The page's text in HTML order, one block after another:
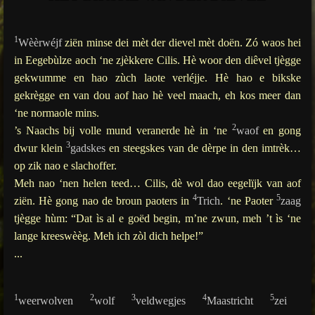
1Wèèrwéjfziën minse dei mèt der dievel mèt doën. Zó waos hei
in Eegebùlze aoch ‘ne zjèkkere Cilis. Hè woor den diêvel tjègge
gekwumme en hao zùch laote verléjje. Hè hao e bikske
gekrègge en van dou aof hao hè veel maach, eh kos meer dan
‘ne normaole mins.
’s Naachs bij volle mund veranerde hè in ‘ne 2waofen gong
dwur klein 3gadskes en steegskes van de dèrpe in den imtrèk…
op zik nao e slachoffer.
Meh nao ‘nen helen teed… Cilis, dè wol dao eegelïjk van aof
ziën. Hè gong nao de broun paoters in4Trich. ‘ne Paoter5zaag
tjègge hùm: “Dat ìs al e goëd begin, m’ne zwun, meh ’t ìs ‘ne
lange kreeswèèg. Meh ich zòl dich helpe!”
...
1weerwolven 2wolf 3veldwegjes 4Maastricht 5zei